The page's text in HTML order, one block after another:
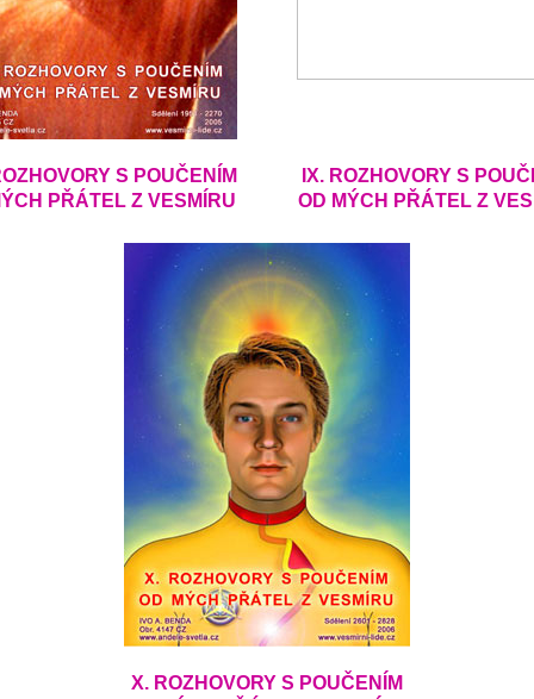
S POUČENÍM
PŘÁTEL Z VESMÍRU
IX. ROZHOVORY S
OD MÝCH PŘÁTEL Z
X. ROZHOVORY S POUČENÍM